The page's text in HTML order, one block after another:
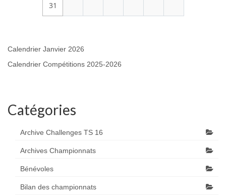
31
Calendrier Janvier 2026
Calendrier Compétitions 2025-2026
Catégories
Archive Challenges TS 16
Archives Championnats
Bénévoles
Bilan des championnats